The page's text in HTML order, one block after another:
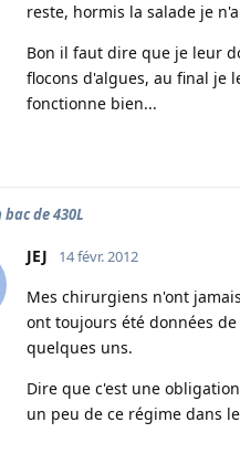
reste, hormis la salade je
Bon il faut dire que je leur
flocons d'algues, au final je
fonctionne bien...
bac de 430L
JEJ 14 févr. 2012
Mes chirurgiens n'ont
ont toujours été données
quelques uns.
Dire que c'est une
un peu de ce régime dans